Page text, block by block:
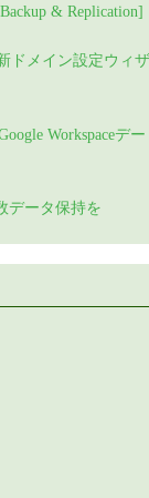
& Replication]
ドメイン設定ウィザ
Workspaceデー
データ保持を